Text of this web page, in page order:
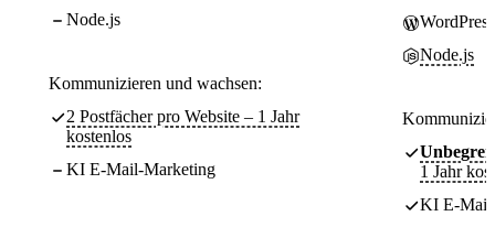
Node.js
Kommunizieren und wachsen:
2 Postfächer pro Website – 1 Jahr
kostenlos
KI E-Mail-Marketing
WordPress
Node.js
1 Jahr
KI E-